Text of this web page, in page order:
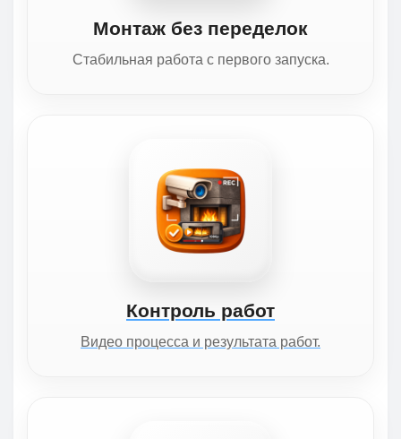
Монтаж без переделок
Стабильная работа с первого запуска.
Контроль работ
Видео процесса и результата работ.